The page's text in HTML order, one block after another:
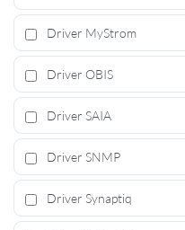
Driver MyStrom
Driver OBIS
Driver SAIA
Driver SNMP
Driver Synaptiq